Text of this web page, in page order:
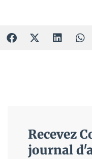
Recevez
journal